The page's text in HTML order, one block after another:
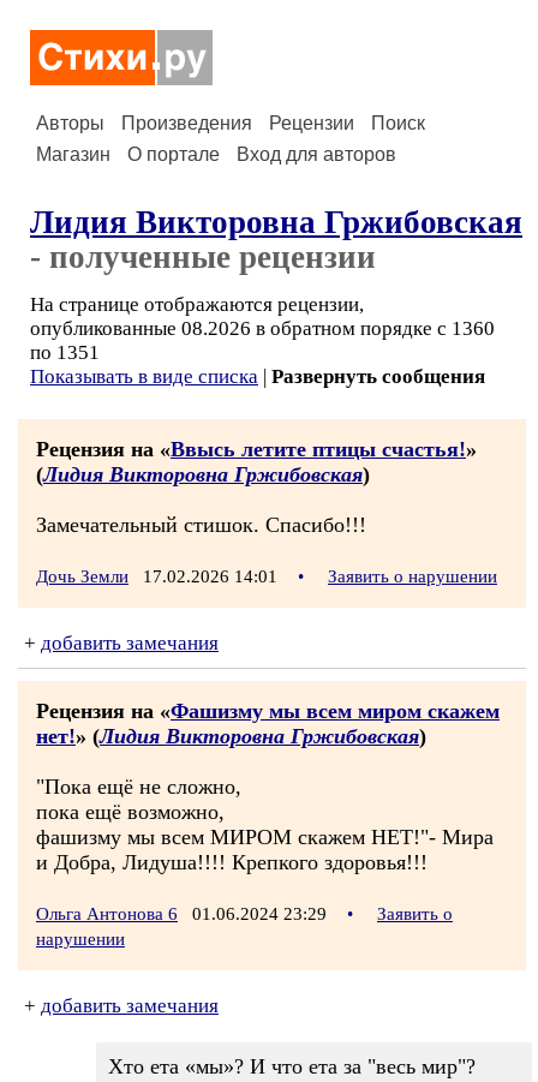
Авторы Произведения Рецензии
Поиск
Магазин
О портале Вход для авторов
Лидия Викторовна Гржибовская
- полученные рецензии
На странице отображаются рецензии,
опубликованные 08.2026 в обратном порядке с 1360
по 1351
Показывать в виде списка | Развернуть сообщения
Рецензия на «Ввысь летите птицы счастья!»
(Лидия Викторовна Гржибовская)
Замечательный стишок. Спасибо!!!
Дочь Земли 17.02.2026 14:01 • Заявить о нарушении
+ добавить замечания
Рецензия на «Фашизму мы всем миром скажем
нет!» (Лидия Викторовна Гржибовская)
"Пока ещё не сложно,
пока ещё возможно,
фашизму мы всем МИРОМ скажем НЕТ!"- Мира
и Добра, Лидуша!!!! Крепкого здоровья!!!
Ольга Антонова 6 01.06.2024 23:29 •
Заявить о
нарушении
+ добавить замечания
Хто ета «мы»? И что ета за "весь мир"?